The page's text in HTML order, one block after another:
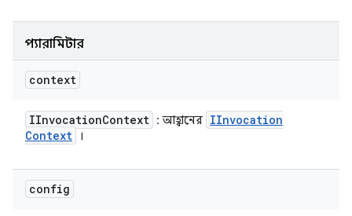
প্যারামিটার
context
IInvocationContext : আহ্বানের IInvocation
Context
।
config